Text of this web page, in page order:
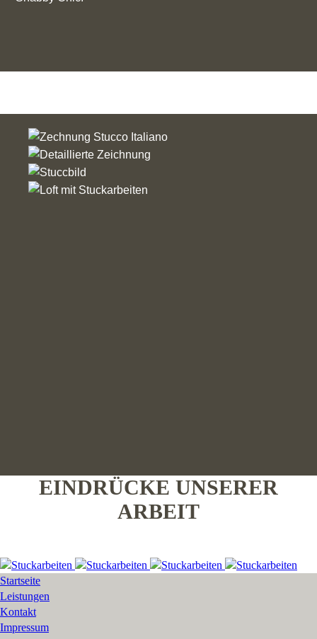
EINDRÜCKE UNSERER
ARBEIT
Startseite
Leistungen
Kontakt
Impressum